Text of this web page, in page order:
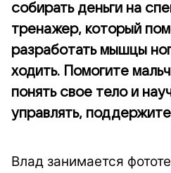
собирать деньги на
тренажер, который
разработать мышцы
ходить. Помогите
понять свое тело и
управлять,
Влад занимается